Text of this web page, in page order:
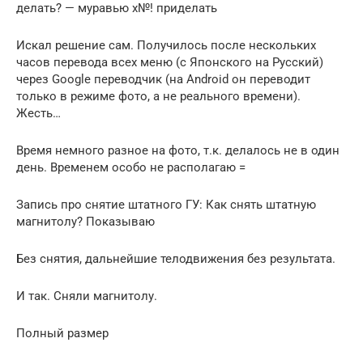
делать? — муравью х№! приделать
Искал решение сам. Получилось после нескольких
часов перевода всех меню (с Японского на Русский)
через Google переводчик (на Android он переводит
только в режиме фото, а не реального времени).
Жесть…
Время немного разное на фото, т.к. делалось не в один
день. Временем особо не располагаю =
Запись про снятие штатного ГУ: Как снять штатную
магнитолу? Показываю
Без снятия, дальнейшие телодвижения без результата.
И так. Сняли магнитолу.
Полный размер